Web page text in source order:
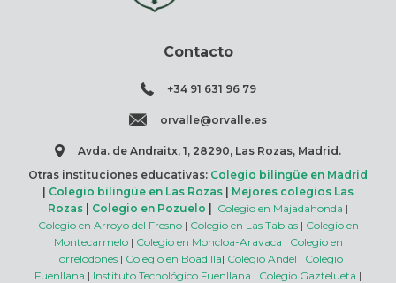
Contacto
+34 91 631 96 79
orvalle@orvalle.es
Avda. de Andraitx, 1, 28290, Las Rozas, Madrid.
Otras instituciones educativas: Colegio bilingüe en Madrid
| Colegio bilingüe en Las Rozas | Mejores colegios Las
Rozas | Colegio en Pozuelo | Colegio en Majadahonda |
Colegio en Arroyo del Fresno| Colegio en Las Tablas| Colegio en
Montecarmelo| Colegio en Moncloa-Aravaca | Colegio en
Torrelodones| Colegio en Boadilla| Colegio Andel | Colegio
Fuenllana | Instituto Tecnológico Fuenllana | Colegio Gaztelueta |